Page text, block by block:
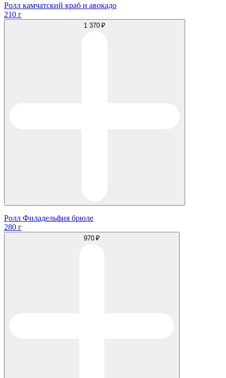
Ролл камчатский краб и авокадо
210 г
1 370 ₽
Ролл Филадельфия брюле
280 г
970 ₽